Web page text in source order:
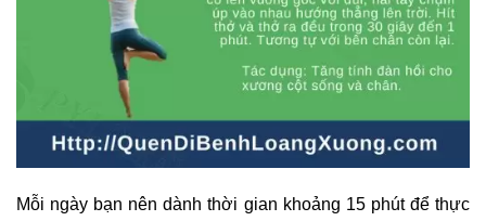
Mỗi ngày bạn nên dành thời gian khoảng 15 phút để thực